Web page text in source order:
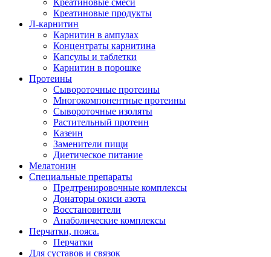
Креатиновые смеси
Креатиновые продукты
Л-карнитин
Карнитин в ампулах
Концентраты карнитина
Капсулы и таблетки
Карнитин в порошке
Протеины
Сывороточные протеины
Многокомпонентные протеины
Сывороточные изоляты
Растительный протеин
Казеин
Заменители пищи
Диетическое питание
Мелатонин
Специальные препараты
Предтренировочные комплексы
Донаторы окиси азота
Восстановители
Анаболические комплексы
Перчатки, пояса.
Перчатки
Для суставов и связок